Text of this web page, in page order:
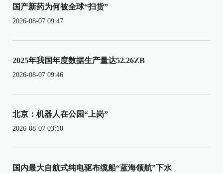
国产新药为何被全球“扫货”
2026-08-07 09:47
2025年我国年度数据生产量达52.26ZB
2026-08-07 09:46
北京：机器人在公园“上岗”
2026-08-07 03:10
国内最大自航式纯电驱布缆船“蓝海领航”下水